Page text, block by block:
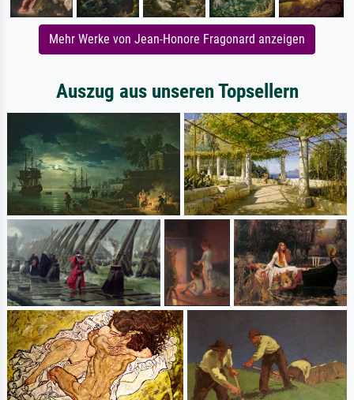
Mehr Werke von Jean-Honore Fragonard anzeigen
Auszug aus unseren Topsellern